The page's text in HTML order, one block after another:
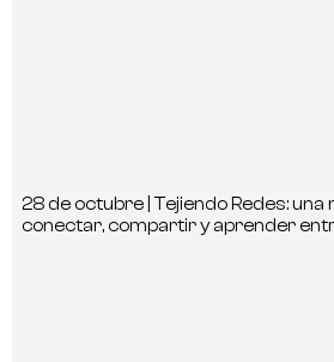
28 de octubre | Tejiendo Redes: una
conectar, compartir y aprender